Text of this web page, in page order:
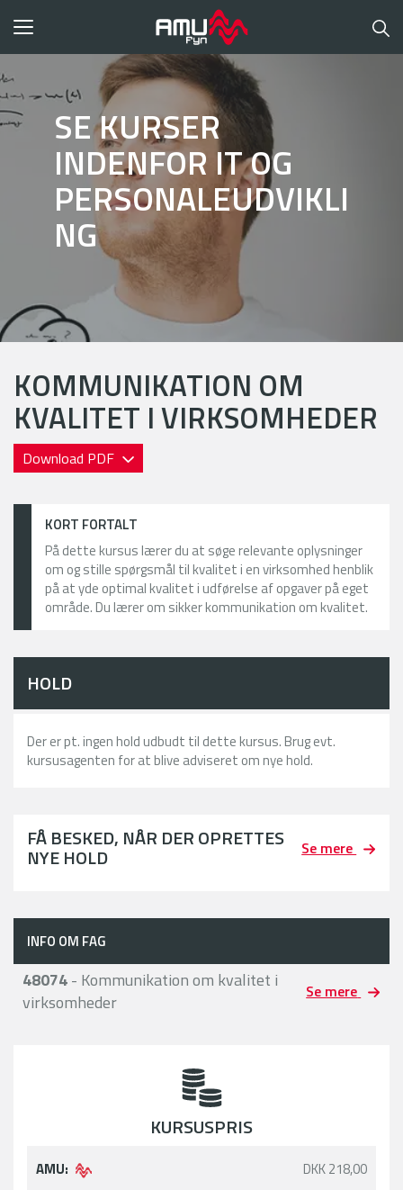
Toggle
SE KURSER
INDENFOR IT OG
PERSONALEUDVIKLI
NG
KOMMUNIKATION OM
KVALITET I VIRKSOMHEDER
Download PDF
KORT FORTALT
På dette kursus lærer du at søge relevante oplysninger
om og stille spørgsmål til kvalitet i en virksomhed henblik
på at yde optimal kvalitet i udførelse af opgaver på eget
område. Du lærer om sikker kommunikation om kvalitet.
HOLD
Der er pt. ingen hold udbudt til dette kursus. Brug evt.
kursusagenten for at blive adviseret om nye hold.
FÅ BESKED, NÅR DER OPRETTES
NYE HOLD Se mere
INFO OM FAG
48074- Kommunikation om kvalitet i
virksomheder
Se mere
KURSUSPRIS
AMU: DKK 218,00